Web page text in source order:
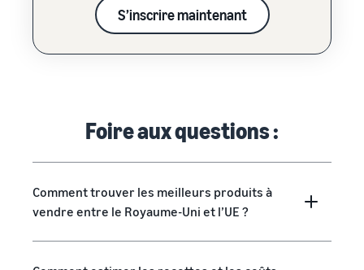
S’inscrire maintenant
Foire aux questions :
Comment trouver les meilleurs produits à
vendre entre le Royaume-Uni et l’UE ?